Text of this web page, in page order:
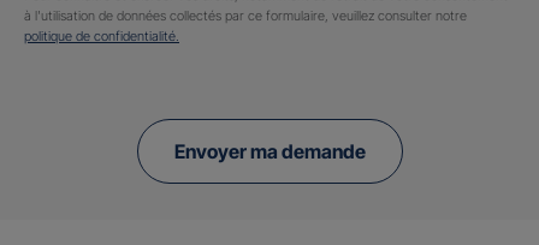
à l'utilisation de données collectés par ce formulaire, veuillez consulter notre
politique de confidentialité.
Envoyer ma demande